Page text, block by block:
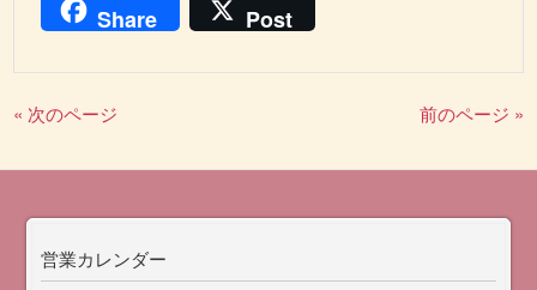
Share Post
« 次のページ 前のページ »
営業カレンダー